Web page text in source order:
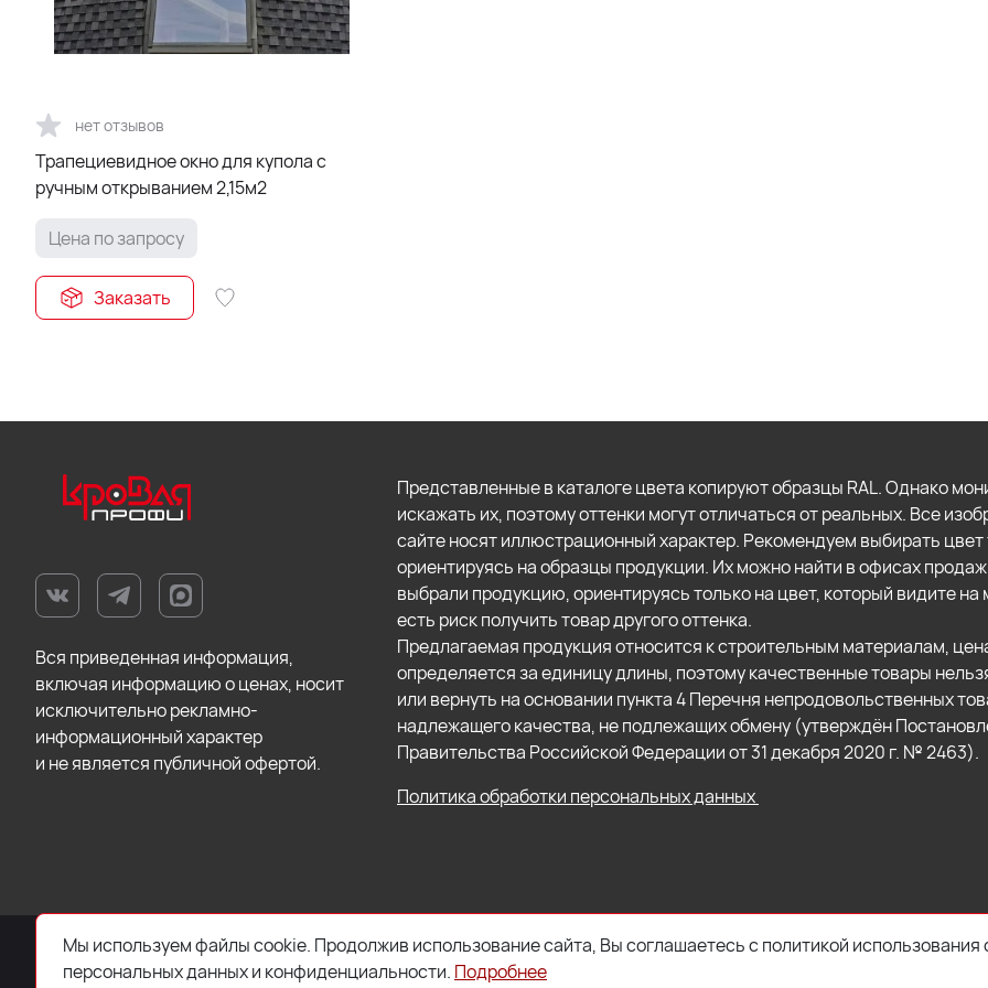
нет отзывов
Трапециевидное окно для купола с
ручным открыванием 2,15м2
Цена по запросу
Заказать
Вся приведенная информация,
включая информацию о ценах, носит
исключительно рекламно-
информационный характер
и не является публичной офертой.
Представленные в каталоге цвета копируют образцы RAL. Однако
искажать их, поэтому оттенки могут отличаться от реальных. Все
сайте носят иллюстрационный характер. Рекомендуем выбирать цвет
ориентируясь на образцы продукции. Их можно найти в офисах
выбрали продукцию, ориентируясь только на цвет, который видите на
есть риск получить товар другого оттенка.
Предлагаемая продукция относится к строительным материалам,
определяется за единицу длины, поэтому качественные товары
или вернуть на основании пункта 4 Перечня непродовольственных
надлежащего качества, не подлежащих обмену (утверждён
Правительства Российской Федерации от 31 декабря 2020 г. № 2463).
Политика обработки персональных данных
© 2026 ООО «Торговый Дом «Кровля Профи»
Мы используем файлы cookie. Продолжив использование сайта, Вы соглашаетесь с политикой использования
персональных данных и конфиденциальности. Подробнее